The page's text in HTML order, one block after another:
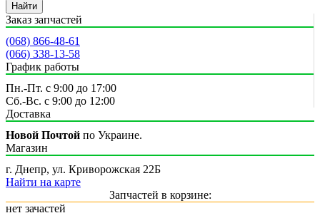
Найти
Заказ запчастей
(068) 866-48-61
(066) 338-13-58
График работы
Пн.-Пт. с 9:00 до 17:00
Сб.-Вс. с 9:00 до 12:00
Доставка
Новой Почтой по Украине.
Магазин
г. Днепр, ул. Криворожская 22Б
Найти на карте
Запчастей в корзине:
нет зачастей